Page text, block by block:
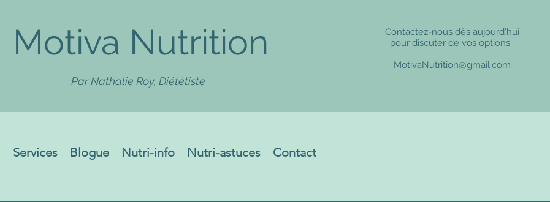
Motiva Nutrition
Par Nathalie Roy, Diététiste
Contactez-nous dès aujourd'hui
pour discuter de vos options:
MotivaNutrition@gmail.com
Services Blogue Nutri-info Nutri-astuces Contact